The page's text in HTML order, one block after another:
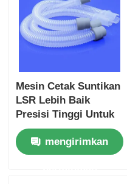
Mesin Cetak Suntikan
LSR Lebih Baik
Presisi Tinggi Untuk
Komponen Silikon
Medis mengirimkan